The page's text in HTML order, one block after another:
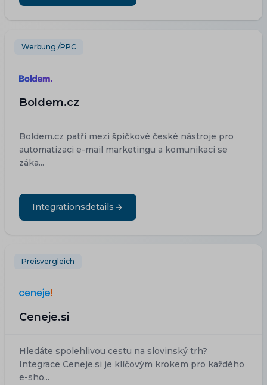
Werbung /PPC
Boldem.cz
Boldem.cz patří mezi špičkové české nástroje pro
automatizaci e-mail marketingu a komunikaci se
záka...
Integrationsdetails
Preisvergleich
Ceneje.si
Hledáte spolehlivou cestu na slovinský trh?
Integrace Ceneje.si je klíčovým krokem pro každého
e-sho...